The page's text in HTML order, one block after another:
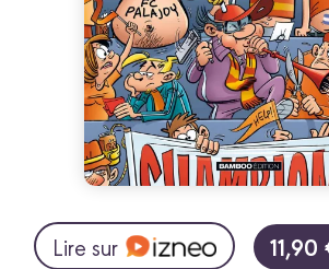
Lire sur 11,90